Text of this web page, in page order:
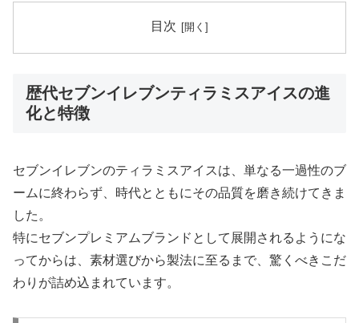
目次
歴代セブンイレブンティラミスアイスの進
化と特徴
セブンイレブンのティラミスアイスは、単なる一過性のブ
ームに終わらず、時代とともにその品質を磨き続けてきま
した。
特にセブンプレミアムブランドとして展開されるようにな
ってからは、素材選びから製法に至るまで、驚くべきこだ
わりが詰め込まれています。